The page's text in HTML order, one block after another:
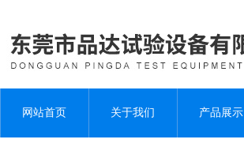
网站首页 关于我们 产品展示